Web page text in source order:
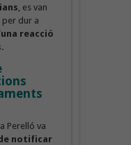
, es van
dur a
reacció
Perelló va
notificar